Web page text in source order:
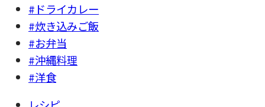
#ドライカレー
#炊き込みご飯
#お弁当
#沖縄料理
#洋食